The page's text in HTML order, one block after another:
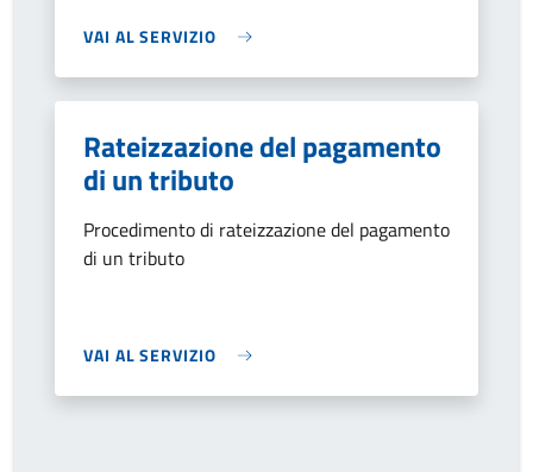
VAI AL SERVIZIO
Rateizzazione del pagamento
di un tributo
Procedimento di rateizzazione del pagamento
di un tributo
VAI AL SERVIZIO